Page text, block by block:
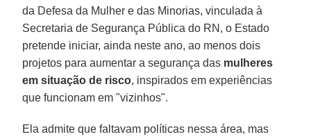
da Defesa da Mulher e das Minorias, vinculada à
Secretaria de Segurança Pública do RN, o Estado
pretende iniciar, ainda neste ano, ao menos dois
projetos para aumentar a segurança das mulheres
em situação de risco, inspirados em experiências
que funcionam em "vizinhos".
Ela admite que faltavam políticas nessa área, mas